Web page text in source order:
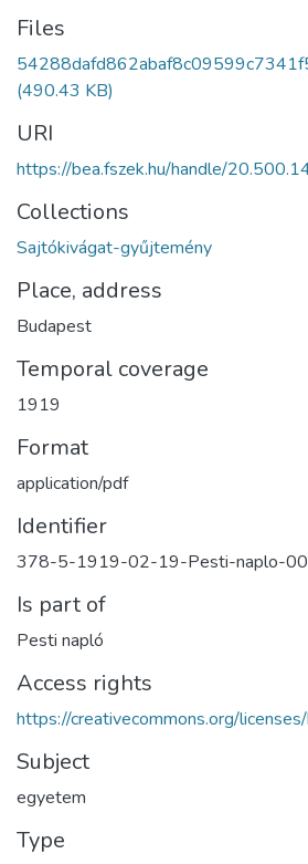
Files
(490.43 KB)
URI
https://bea.fszek.hu/handle/
Collections
Sajtókivágat-gyűjtemény
Place, address
Budapest
Temporal coverage
1919
Format
application/pdf
Identifier
378-5-1919-02-19-Pesti-naplo-
Is part of
Pesti napló
Access rights
https://creativecommons.org/
Subject
egyetem
Type